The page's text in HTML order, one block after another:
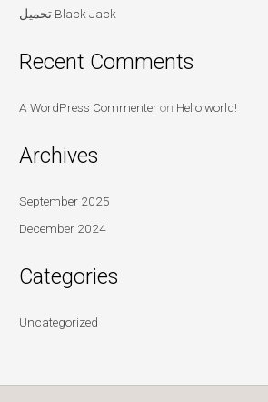
تحميل Black Jack
Recent Comments
A WordPress Commenteron Hello world!
Archives
September 2025
December 2024
Categories
Uncategorized